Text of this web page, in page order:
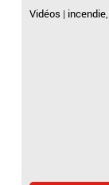
Vidéos | incendie